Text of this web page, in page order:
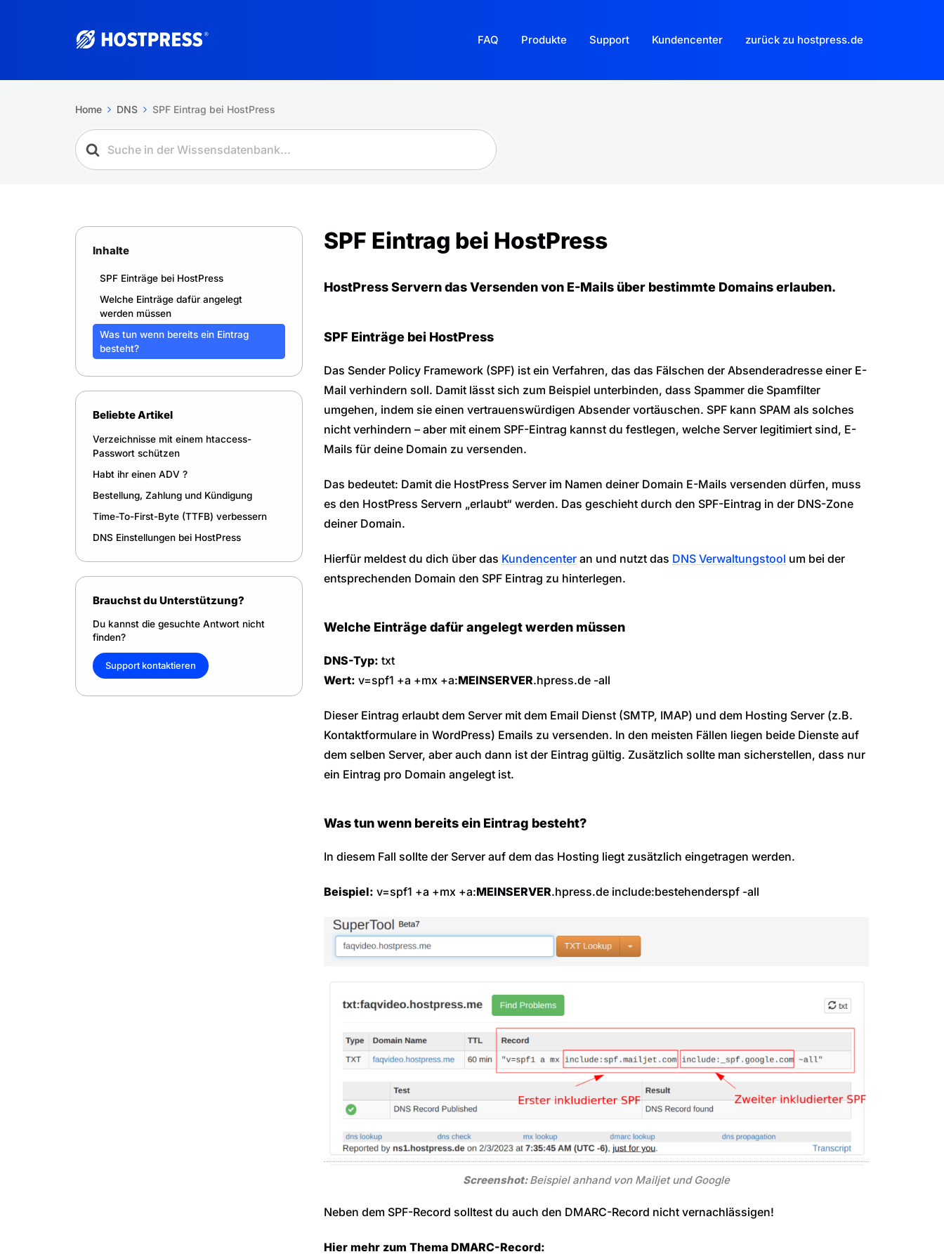
FAQ Produkte Support Kundencenter zurück zu hostpress.de
Home DNS SPF Eintrag bei HostPress
Inhalte
SPF Einträge bei HostPress
Welche Einträge dafür angelegt
werden müssen
Was tun wenn bereits ein Eintrag
besteht?
Beliebte Artikel
Verzeichnisse mit einem htaccess-
Passwort schützen
Habt ihr einen ADV ?
Bestellung, Zahlung und Kündigung
Time-To-First-Byte (TTFB) verbessern
DNS Einstellungen bei HostPress
Brauchst du Unterstützung?
Du kannst die gesuchte Antwort nicht
finden?
Support kontaktieren
SPF Eintrag bei HostPress
HostPress Servern das Versenden von E-Mails über bestimmte Domains erlauben.
SPF Einträge bei HostPress
Das Sender Policy Framework (SPF) ist ein Verfahren, das das Fälschen der Absenderadresse einer E-
Mail verhindern soll. Damit lässt sich zum Beispiel unterbinden, dass Spammer die Spamfilter
umgehen, indem sie einen vertrauenswürdigen Absender vortäuschen. SPF kann SPAM als solches
nicht verhindern – aber mit einem SPF-Eintrag kannst du festlegen, welche Server legitimiert sind, E-
Mails für deine Domain zu versenden.
Das bedeutet: Damit die HostPress Server im Namen deiner Domain E-Mails versenden dürfen, muss
es den HostPress Servern „erlaubt“ werden. Das geschieht durch den SPF-Eintrag in der DNS-Zone
deiner Domain.
Hierfür meldest du dich über das Kundencenter an und nutzt das DNS Verwaltungstool um bei der
entsprechenden Domain den SPF Eintrag zu hinterlegen.
Welche Einträge dafür angelegt werden müssen
DNS-Typ: txt
Wert: v=spf1 +a +mx +a:MEINSERVER.hpress.de -all
Dieser Eintrag erlaubt dem Server mit dem Email Dienst (SMTP, IMAP) und dem Hosting Server (z.B.
Kontaktformulare in WordPress) Emails zu versenden. In den meisten Fällen liegen beide Dienste auf
dem selben Server, aber auch dann ist der Eintrag gültig. Zusätzlich sollte man sicherstellen, dass nur
ein Eintrag pro Domain angelegt ist.
Was tun wenn bereits ein Eintrag besteht?
In diesem Fall sollte der Server auf dem das Hosting liegt zusätzlich eingetragen werden.
Beispiel: v=spf1 +a +mx +a:MEINSERVER.hpress.de include:bestehenderspf -all
Screenshot:Beispiel anhand von Mailjet und Google
Neben dem SPF-Record solltest du auch den DMARC-Record nicht vernachlässigen!
Hier mehr zum Thema DMARC-Record: